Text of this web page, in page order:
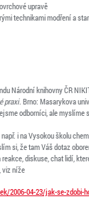
upravě
technikami modření a
Národní knihovny ČR
praxi. Brno: Masarykova
odborníci, ale
i na Vysokou školu
si, že tam Váš dotaz
diskuse, chat lidí,
viz níže
2006-04-23/jak-se-zdobi-